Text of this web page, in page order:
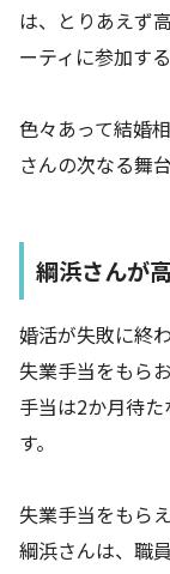
は、とりあえず
ーティに参加す
色々あって結婚
さんの次なる舞
綱浜さんが
婚活が失敗に終
失業手当をもら
手当は2か月待
す。
失業手当をもら
綱浜さんは、職